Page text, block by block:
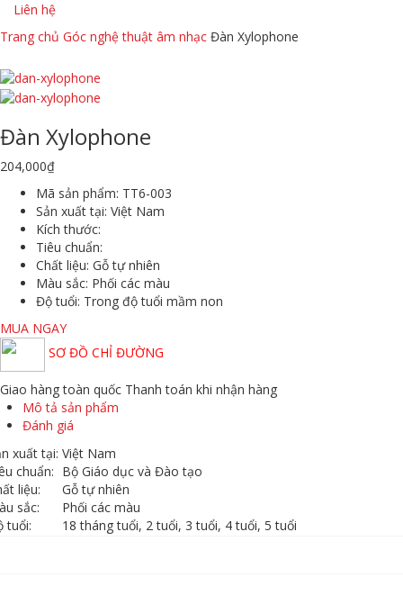
Liên hệ
Trang chủ Góc nghệ thuật âm nhạc Đàn Xylophone
Đàn Xylophone
204,000₫
Mã sản phẩm: TT6-003
Sản xuất tại: Việt Nam
Kích thước:
Tiêu chuẩn:
Chất liệu: Gỗ tự nhiên
Màu sắc: Phối các màu
Độ tuổi: Trong độ tuổi mầm non
MUA NGAY
SƠ ĐỒ CHỈ ĐƯỜNG
Giao hàng toàn quốc Thanh toán khi nhận hàng
Mô tả sản phẩm
Đánh giá
xuất tại: Việt Nam
chuẩn: Bộ Giáo dục và Đào tạo
liệu:
Gỗ tự nhiên
sắc:
Phối các màu
tuổi:
18 tháng tuổi, 2 tuổi, 3 tuổi, 4 tuổi, 5 tuổi